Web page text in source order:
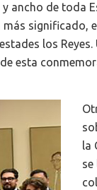
ancho de toda
significado,
los
esta
la
se